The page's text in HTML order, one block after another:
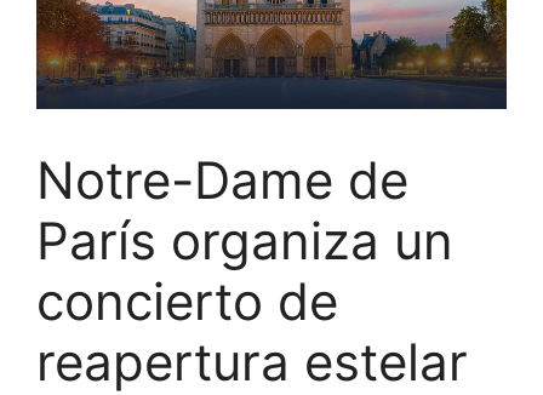
Notre-Dame de
París organiza un
concierto de
reapertura estelar